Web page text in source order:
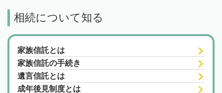
相続について知る
家族信託とは
家族信託の手続き
遺言信託とは
成年後見制度とは